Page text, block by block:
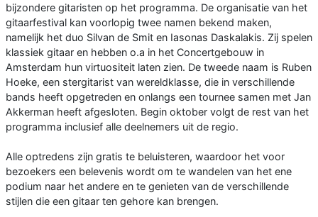
bijzondere gitaristen op het programma. De organisatie van het
gitaarfestival kan voorlopig twee namen bekend maken,
namelijk het duo Silvan de Smit en Iasonas Daskalakis. Zij spelen
klassiek gitaar en hebben o.a in het Concertgebouw in
Amsterdam hun virtuositeit laten zien. De tweede naam is Ruben
Hoeke, een stergitarist van wereldklasse, die in verschillende
bands heeft opgetreden en onlangs een tournee samen met Jan
Akkerman heeft afgesloten. Begin oktober volgt de rest van het
programma inclusief alle deelnemers uit de regio.
Alle optredens zijn gratis te beluisteren, waardoor het voor
bezoekers een belevenis wordt om te wandelen van het ene
podium naar het andere en te genieten van de verschillende
stijlen die een gitaar ten gehore kan brengen.